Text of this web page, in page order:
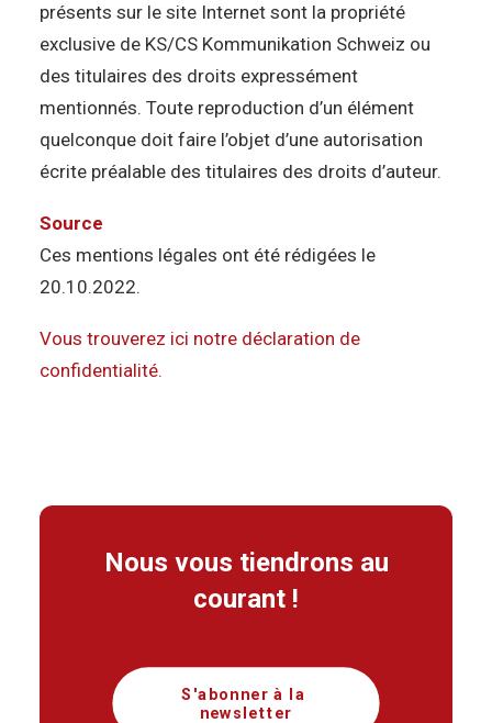
présents sur le site Internet sont la propriété
exclusive de KS/CS Kommunikation Schweiz ou
des titulaires des droits expressément
mentionnés. Toute reproduction d’un élément
quelconque doit faire l’objet d’une autorisation
écrite préalable des titulaires des droits d’auteur.
Source
Ces mentions légales ont été rédigées le
20.10.2022.
Vous trouverez ici notre déclaration de
confidentialité.
Nous vous tiendrons au
courant !
S'abonner à la
newsletter